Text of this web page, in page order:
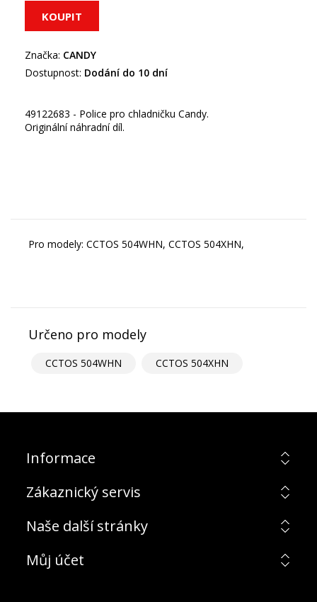
Značka: CANDY
Dostupnost: Dodání do 10 dní
49122683 - Police pro chladničku Candy.
Originální náhradní díl.
Pro modely: CCTOS 504WHN, CCTOS 504XHN,
Určeno pro modely
CCTOS 504WHN CCTOS 504XHN
Informace
Zákaznický servis
Naše další stránky
Můj účet